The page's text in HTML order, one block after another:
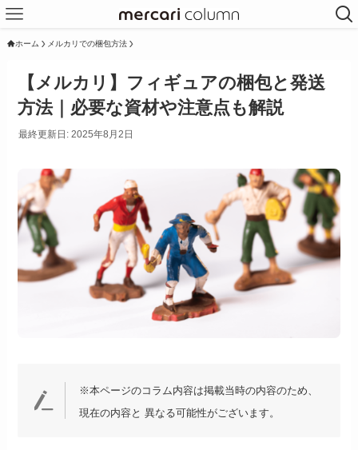
ホーム メルカリでの梱包方法
【メルカリ】フィギュアの梱包と発送
方法｜必要な資材や注意点も解説
最終更新日: 2025年8月2日
※本ページのコラム内容は掲載当時の内容のため、
現在の内容と 異なる可能性がございます。